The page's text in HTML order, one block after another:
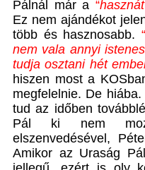
Pálnál már a “
Ez nem ajándékot
több és hasznosabb. “
nem vala annyi
tudja osztani hét
hiszen most a
megfelelnie. De
tud az időben
Pál ki nem
elszenvedésével,
Amikor az Uraság